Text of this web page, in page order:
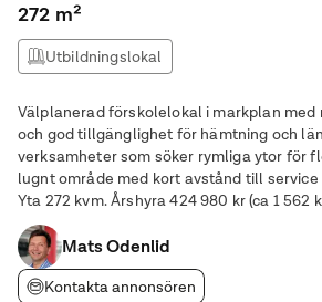
272 m²
Utbildningslokal
Välplanerad förskolelokal i markplan med
och god tillgänglighet för hämtning och
verksamheter som söker rymliga ytor för
lugnt område med kort avstånd till
Yta 272 kvm. Årshyra 424 980 kr (ca 1 562
månadshyra ca 35 415 kr. Hyresgäst
fastighetsskatt och moms. Tillträde
Mats Odenlid
Kontakta annonsören